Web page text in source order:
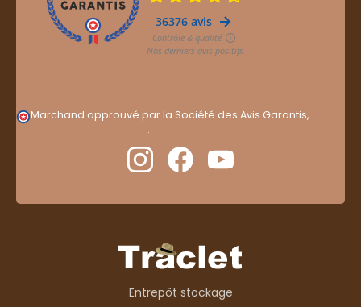
Marchand approuvé par la Société des Avis Garantis,
.
Entrepôt stockage